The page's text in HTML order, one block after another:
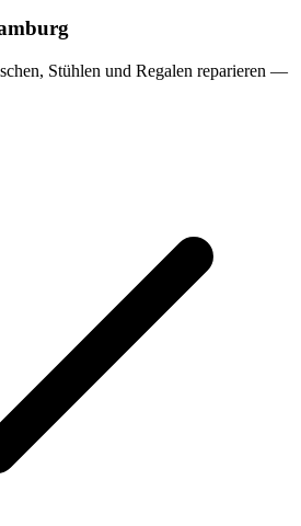
Stühlen und Regalen reparieren —